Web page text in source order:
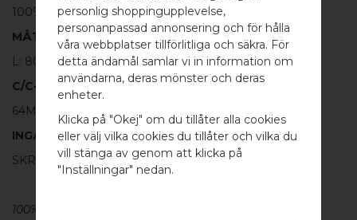
WELCOME TO
BB SWEDEN HARDWARE
Välj land / Choose country
100%
POLERAT ROSTFRITT STÅL
MÅTT
L: 80MM H: 20MM TJ: 6MM
C/C-MÅTT
64MM
INGÅR
SKRUV FÖR LUCKA: M4 X 25MM - 2 ST
100% ÄKTA METALL - Alla våra
personlig shoppingupplevelse,
personanpassad annonsering och för hålla
våra webbplatser tillförlitliga och säkra. För
detta ändamål samlar vi in information om
användarna, deras mönster och deras
enheter.
Klicka på "Okej" om du tillåter alla cookies
eller välj vilka cookies du tillåter och vilka du
vill stänga av genom att klicka på
"Inställningar" nedan.